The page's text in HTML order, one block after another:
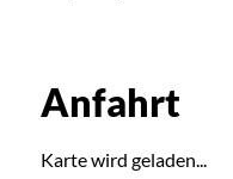
Anfahrt
Karte wird geladen...